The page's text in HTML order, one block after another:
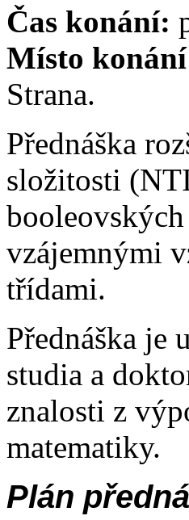
Čas konání:
Místo
Strana.
Přednáška
složitosti
vzájemnými
třídami.
Přednáška je
studia a
znalosti z
matematiky.
Plán